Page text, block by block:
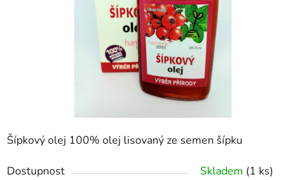
Šípkový olej 100% olej lisovaný ze semen šípku
Dostupnost Skladem (1 ks)